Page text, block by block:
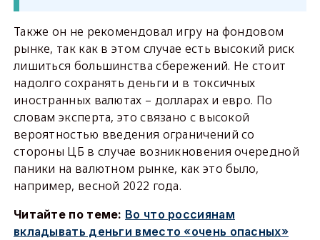
Также он не рекомендовал игру на фондовом
рынке, так как в этом случае есть высокий риск
лишиться большинства сбережений. Не стоит
надолго сохранять деньги и в токсичных
иностранных валютах – долларах и евро. По
словам эксперта, это связано с высокой
вероятностью введения ограничений со
стороны ЦБ в случае возникновения очередной
паники на валютном рынке, как это было,
например, весной 2022 года.
Читайте по теме: Во что россиянам
вкладывать деньги вместо «очень опасных»